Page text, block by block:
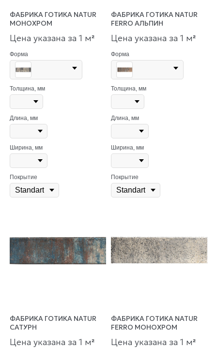
ФАБРИКА ГОТИКА NATUR
МОНОХРОМ
Цена указана за 1 м²
Форма
Толщина, мм
Длина, мм
Ширина, мм
Покрытие
ФАБРИКА ГОТИКА NATUR
FERRO АЛЬПИН
Цена указана за 1 м²
Форма
Толщина, мм
Длина, мм
Ширина, мм
Покрытие
ФАБРИКА ГОТИКА NATUR
САТУРН
Цена указана за 1 м²
ФАБРИКА ГОТИКА NATUR
FERRO МОНОХРОМ
Цена указана за 1 м²